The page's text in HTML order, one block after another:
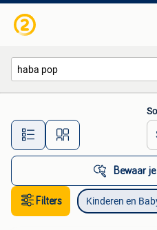
Alle
Bewaar
Filters Kinderen en